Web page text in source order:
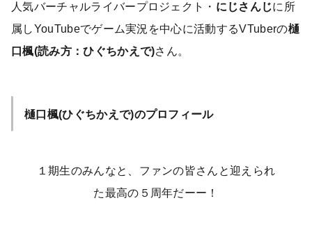
人気バーチャルライバープロジェクト・ にじさんじに所
属しYouTubeでゲーム実況を中心に活動するVTuberの樋
口楓(読み方：ひぐちかえで)さん。
樋口楓(ひぐちかえで)のプロフィール
１期生のみんなと、ファンの皆さんと迎えられ
た最高の５周年だーー！